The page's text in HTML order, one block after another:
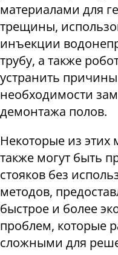
материалами для
трещины,
инъекции
трубу, а также
устранить причины
необходимости
демонтажа полов.
Некоторые из этих
также могут быть
стояков без
методов,
быстрое и более
проблем, которые
сложными для